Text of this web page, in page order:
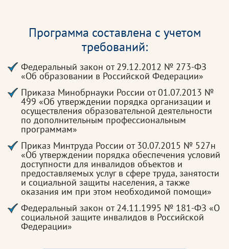
Программа составлена с учетом
требований:
Федеральный закон от 29.12.2012 № 273-ФЗ
«Об образовании в Российской Федерации»
Приказа Минобрнауки России от 01.07.2013 №
499 «Об утверждении порядка организации и
осуществления образовательной деятельности
по дополнительным профессиональным
программам»
Приказ Минтруда России от 30.07.2015 № 527н
«Об утверждении порядка обеспечения условий
доступности для инвалидов объектов и
предоставляемых услуг в сфере труда, занятости
и социальной защиты населения, а также
оказания им при этом необходимой помощи»
Федеральный закон от 24.11.1995 № 181-ФЗ «О
социальной защите инвалидов в Российской
Федерации»